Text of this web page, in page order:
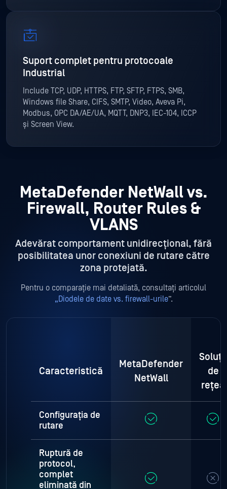
Suport complet pentru protocoale
Industrial
Include TCP, UDP, HTTPS, FTP, SFTP, FTPS, SMB,
Windows file Share, CIFS, SMTP, Video, Aveva Pi,
Modbus, OPC DA/AE/UA, MQTT, DNP3, IEC-104, ICCP
și Screen View.
MetaDefender NetWall vs.
Firewall, Router Rules &
VLANS
Adevărat comportament unidirecțional, fără
posibilitatea unor conexiuni de rutare către
zona protejată.
Pentru o comparație mai detaliată, consultați articolul
„Diodele de date vs. firewall-urile”.
Caracteristică
MetaDefender
NetWall
Soluții
de
rețea
Configurația de
rutare
Ruptură de
protocol,
complet
eliminată din